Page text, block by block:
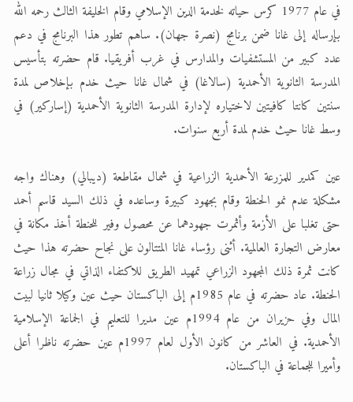
في عام 1977 كرس حياته لخدمة الدين الإسلامي وقام الخليفة الثالث رحمه الله
بإرساله إلى غانا ضمن برنامج (نصرة جهان). ساهم تطور هذا البرنامج في دعم
عدد كبير من المستشفيات والمدارس في غرب أفريقيا. قام حضرته بتأسيس
المدرسة الثانوية الأحمدية (سالاغا) في شمال غانا حيث خدم بإخلاص لمدة
سنتين كانتا كافيتين لاختياره لإدارة المدرسة الثانوية الأحمدية (إساركير) في
وسط غانا حيث خدم لمدة أربع سنوات.
عين كمدير للمزرعة الأحمدية الزراعية في شمال مقاطعة (ديبالي) وهناك واجه
مشكلة عدم نمو الحنطة وقام بجهود كبيرة وساعده في ذلك السيد قاسم أحمد
حتى تغلبا على الأزمة وأثمرت جهودهما عن محصول وفير للحنطة أخذ مكانة في
معارض التجارة العالمية. أثنى رؤساء غانا المتتالون على نجاح حضرته هذا حيث
كانت ثمرة ذلك المجهود الزراعي تمهيد الطريق للاكتفاء الذاتي في مجال زراعة
الحنطة. عاد حضرته في عام 1985م إلى الباكستان حيث عين وكيلا ثانيا لبيت
المال وفي حزيران من عام 1994م عين مديرا للتعليم في الجماعة الإسلامية
الأحمدية. في العاشر من كانون الأول لعام 1997م عين حضرته ناظرا أعلى
وأميرا للجماعة في الباكستان.